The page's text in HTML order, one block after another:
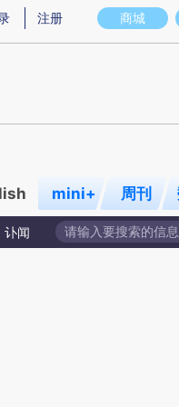
意图存在偏差。不代表财新观
商城
注册
mini+ 周刊
讣闻